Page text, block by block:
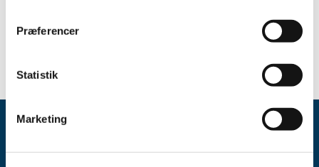
Præferencer
Statistik
Marketing